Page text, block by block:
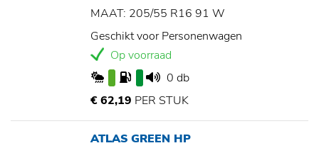
MAAT: 205/55 R16 91 W
Geschikt voor Personenwagen
Op voorraad
0 db
€ 62,19 PER STUK
ATLAS GREEN HP